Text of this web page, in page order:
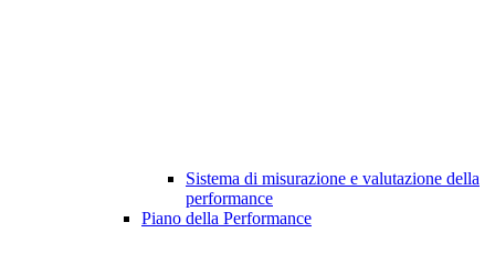
Sistema di misurazione e valutazione della
performance
Piano della Performance